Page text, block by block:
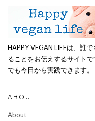
HAPPY VEGAN LIFEは、誰
ることをお伝えするサイト
でも今日から実践できます。
ABOUT
About